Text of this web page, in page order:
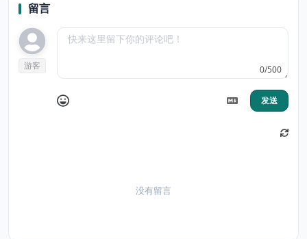
留言
游客 0/500
发送
没有留言